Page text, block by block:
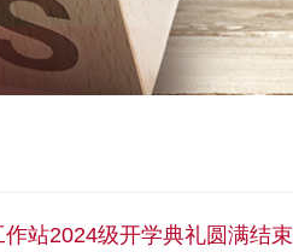
站2024级开学典礼圆满结束